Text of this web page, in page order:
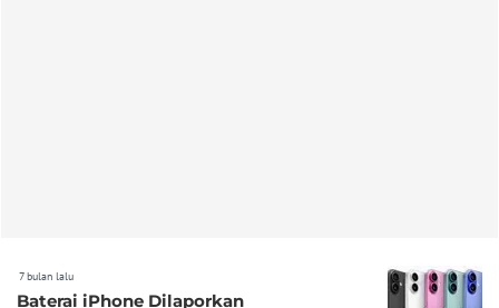
7 bulan lalu
Baterai iPhone Dilaporkan